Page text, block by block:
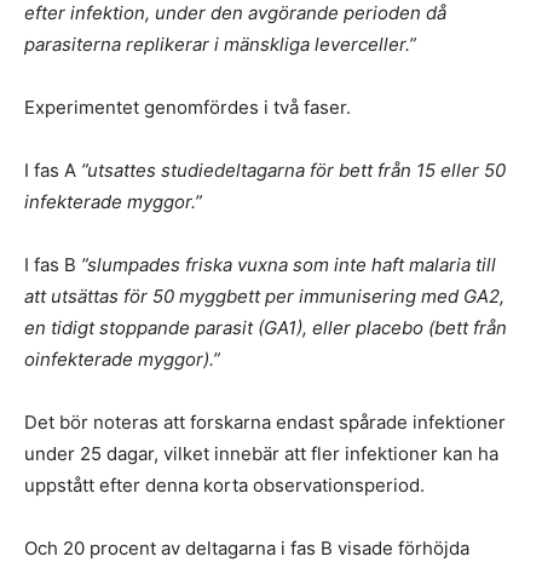
efter infektion, under den avgörande perioden då
parasiterna replikerar i mänskliga leverceller.”
Experimentet genomfördes i två faser.
I fas A ”utsattes studiedeltagarna för bett från 15 eller 50
infekterade myggor.”
I fas B ”slumpades friska vuxna som inte haft malaria till
att utsättas för 50 myggbett per immunisering med GA2,
en tidigt stoppande parasit (GA1), eller placebo (bett från
oinfekterade myggor).”
Det bör noteras att forskarna endast spårade infektioner
under 25 dagar, vilket innebär att fler infektioner kan ha
uppstått efter denna korta observationsperiod.
Och 20 procent av deltagarna i fas B visade förhöjda